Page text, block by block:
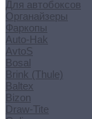
Для автобоксов
Органайзеры
Фаркопы
Auto-Hak
AvtoS
Bosal
Brink (Thule)
Baltex
Bizon
Draw-Tite